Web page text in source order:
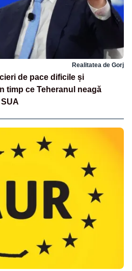
Realitatea de Gorj
de pace dificile și
timp ce Teheranul neagă